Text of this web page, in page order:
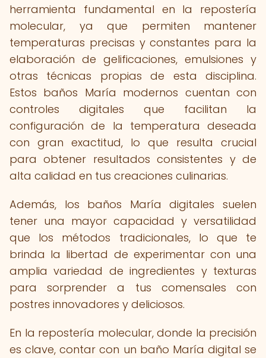
herramienta fundamental en la repostería
molecular, ya que permiten mantener
temperaturas precisas y constantes para la
elaboración de gelificaciones, emulsiones y
otras técnicas propias de esta disciplina.
Estos baños María modernos cuentan con
controles digitales que facilitan la
configuración de la temperatura deseada
con gran exactitud, lo que resulta crucial
para obtener resultados consistentes y de
alta calidad en tus creaciones culinarias.
Además, los baños María digitales suelen
tener una mayor capacidad y versatilidad
que los métodos tradicionales, lo que te
brinda la libertad de experimentar con una
amplia variedad de ingredientes y texturas
para sorprender a tus comensales con
postres innovadores y deliciosos.
En la repostería molecular, donde la precisión
es clave, contar con un baño María digital se